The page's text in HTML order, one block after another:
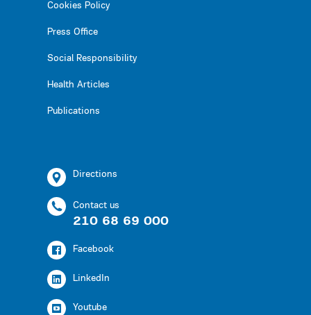
Cookies Policy
Press Office
Social Responsibility
Health Articles
Publications
Directions
Contact us
210 68 69 000
Facebook
LinkedIn
Youtube